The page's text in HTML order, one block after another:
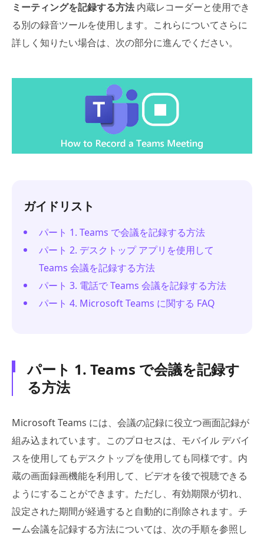
ミーティングを記録する方法内蔵レコーダーと使用でき
る別の録音ツールを使用します。これらについてさらに
詳しく知りたい場合は、次の部分に進んでください。
ガイドリスト
パート 1. Teams で会議を記録する方法
パート 2. デスクトップ アプリを使用して
Teams 会議を記録する方法
パート 3. 電話で Teams 会議を記録する方法
パート 4. Microsoft Teams に関する FAQ
パート 1. Teams で会議を記録す
る方法
Microsoft Teams には、会議の記録に役立つ画面記録が
組み込まれています。このプロセスは、モバイル デバイ
スを使用してもデスクトップを使用しても同様です。内
蔵の画面録画機能を利用して、ビデオを後で視聴できる
ようにすることができます。ただし、有効期限が切れ、
設定された期間が経過すると自動的に削除されます。チ
ーム会議を記録する方法については、次の手順を参照し